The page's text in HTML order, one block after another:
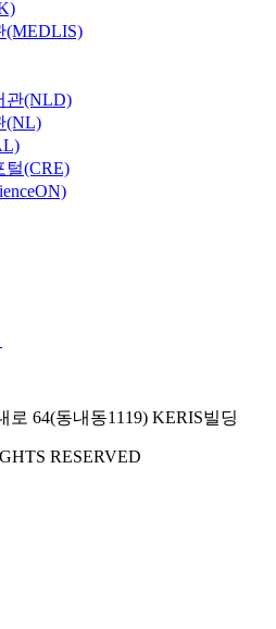
(MEDLIS)
관(NLD)
(NL)
털(CRE)
로 64(동내동1119) KERIS빌딩
RESERVED